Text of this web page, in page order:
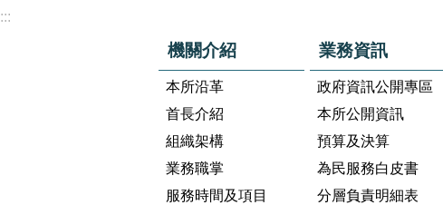
:::
機關介紹
本所沿革
首長介紹
組織架構
業務職掌
服務時間及項目
業務資訊
政府資訊公開專區
本所公開資訊
預算及決算
為民服務白皮書
分層負責明細表